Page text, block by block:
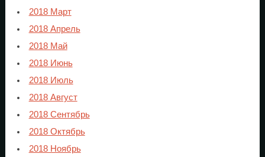
2018 Март
2018 Апрель
2018 Май
2018 Июнь
2018 Июль
2018 Август
2018 Сентябрь
2018 Октябрь
2018 Ноябрь